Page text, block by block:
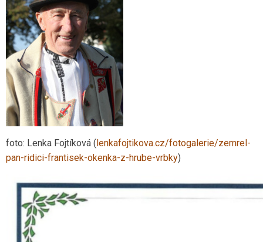
foto: Lenka Fojtíková (lenkafojtikova.cz/fotogalerie/zemrel-
pan-ridici-frantisek-okenka-z-hrube-vrbky)